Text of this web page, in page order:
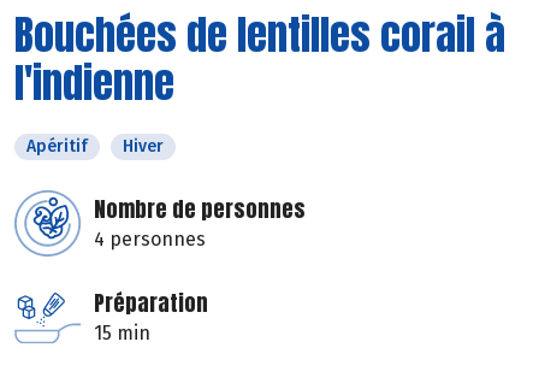
Bouchées de lentilles corail à
l'indienne
Apéritif Hiver
Nombre de personnes
4 personnes
Préparation
15 min